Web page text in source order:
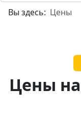
Вы здесь: Цены
Цены на